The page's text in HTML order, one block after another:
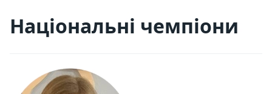
Національні чемпіони